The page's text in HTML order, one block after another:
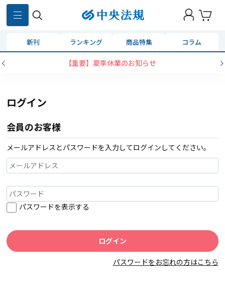
新刊 ランキング 商品特集 コラム
【重要】夏季休業のお知らせ
ログイン
会員のお客様
メールアドレスとパスワードを入力してログインしてください。
パスワードを表示する
パスワードをお忘れの方はこちら